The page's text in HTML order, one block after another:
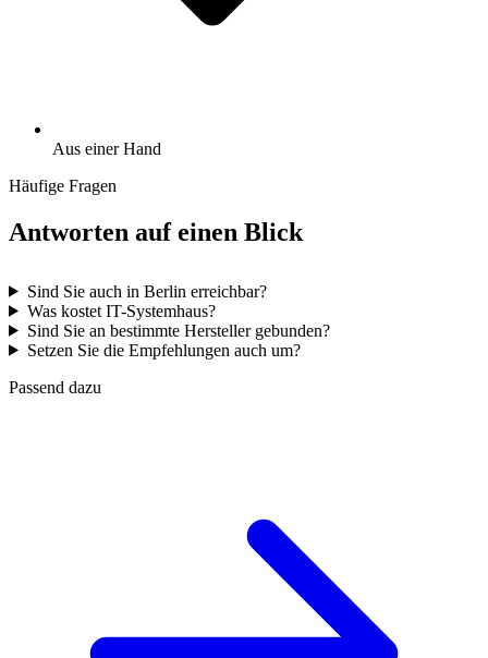
Aus einer Hand
Häufige Fragen
Antworten auf einen Blick
Sind Sie auch in Berlin erreichbar?
Was kostet IT-Systemhaus?
Sind Sie an bestimmte Hersteller gebunden?
Setzen Sie die Empfehlungen auch um?
Passend dazu